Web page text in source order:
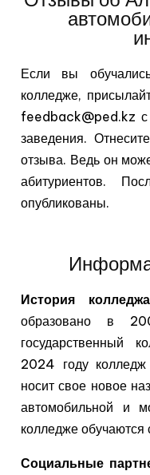
Если вы
колледже,
feedback@ped.kz с
заведения.
отзыва. Ведь он
абитуриентов.
опубликованы.
История
образовано в
государственный
2024 году
носит свое новое
автомобильной и
колледже
Социальные